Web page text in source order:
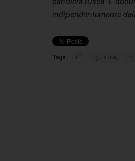
indipendentemente
Tags: F1 guerra